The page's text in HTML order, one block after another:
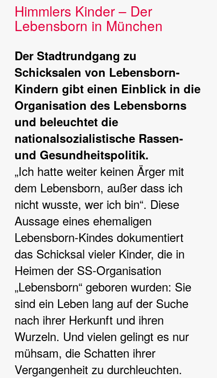
Himmlers Kinder – Der
Lebensborn in München
Der Stadtrundgang zu
Schicksalen von Lebensborn-
Kindern gibt einen Einblick in die
Organisation des Lebensborns
und beleuchtet die
nationalsozialistische Rassen-
und Gesundheitspolitik.
„Ich hatte weiter keinen Ärger mit
dem Lebensborn, außer dass ich
nicht wusste, wer ich bin“. Diese
Aussage eines ehemaligen
Lebensborn-Kindes dokumentiert
das Schicksal vieler Kinder, die in
Heimen der SS-Organisation
„Lebensborn“ geboren wurden: Sie
sind ein Leben lang auf der Suche
nach ihrer Herkunft und ihren
Wurzeln. Und vielen gelingt es nur
mühsam, die Schatten ihrer
Vergangenheit zu durchleuchten.